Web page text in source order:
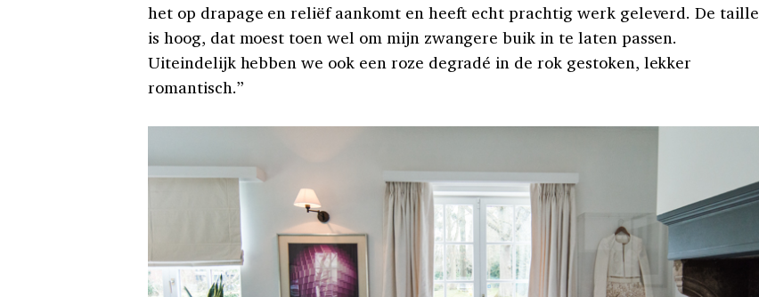
het op drapage en reliëf aankomt en heeft echt prachtig werk geleverd. De taille
is hoog, dat moest toen wel om mijn zwangere buik in te laten passen.
Uiteindelijk hebben we ook een roze degradé in de rok gestoken, lekker
romantisch.”